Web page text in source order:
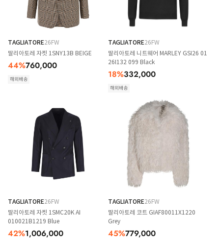
TAGLIATORE26FW
딸리아토레 자켓 1SNY13B BEIGE
44%760,000
해외배송
TAGLIATORE26FW
딸리아토레 니트웨어 MARLEY GSI26 01
26I132 099 Black
18%332,000
해외배송
TAGLIATORE26FW
딸리아토레 자켓 1SMC20K AI
010021B1219 Blue
42%1,006,000
TAGLIATORE26FW
딸리아토레 코트 GIAF80011X1220
Grey
45%779,000